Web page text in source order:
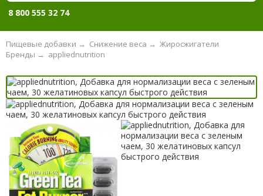
8 800 555 32 74
Пищевые добавки → Снижение веса → Жиросжигатели
appliednutrition
Бренды →